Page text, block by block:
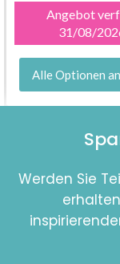
Angebot
31/08/
Alle Optionen
Werden Sie